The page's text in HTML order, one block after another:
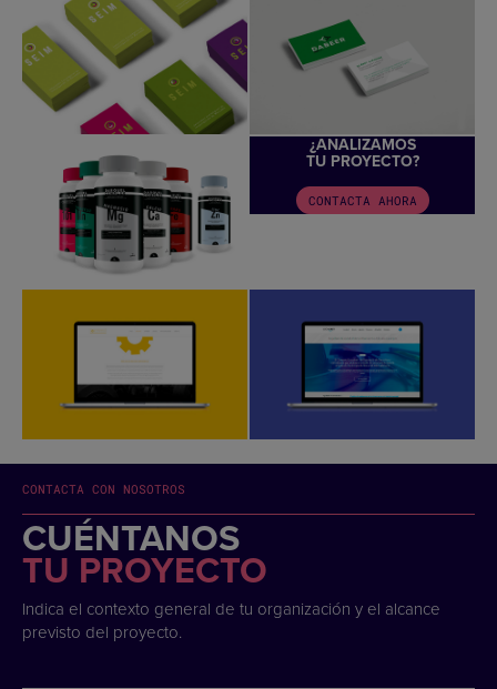
¿ANALIZAMOS
TU PROYECTO?
CONTACTA AHORA
CONTACTA CON NOSOTROS
CUÉNTANOS
TU PROYECTO
Indica el contexto general de tu organización y el alcance
previsto del proyecto.